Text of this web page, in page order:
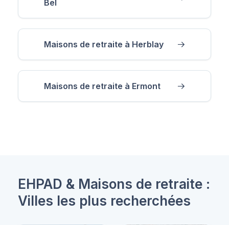
Bel
Maisons de retraite à Herblay
Maisons de retraite à Ermont
EHPAD & Maisons de retraite :
Villes les plus recherchées